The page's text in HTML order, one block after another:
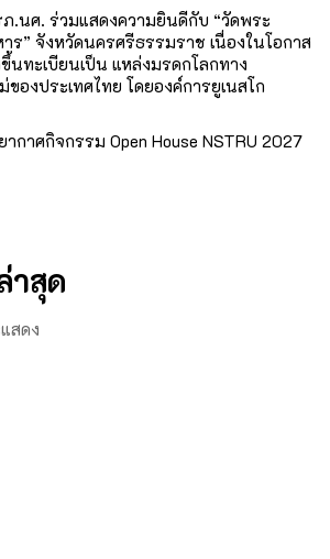
.นศ. ร่วมแสดงความยินดีกับ “วัดพระ
ร” จังหวัดนครศรีธรรมราช เนื่องในโอกาส
นทะเบียนเป็น แหล่งมรดกโลกทาง
องประเทศไทย โดยองค์การยูเนสโก
กาศกิจกรรม Open House NSTRU 2027
าสุด
สดง